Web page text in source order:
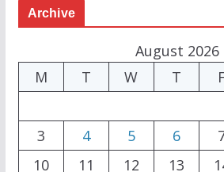
Archive
August 2026
M
T W T
3
4 5 6
10
11 12 13